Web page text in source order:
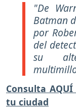
"De
Batman
por
del
su
Consulta
tu ciudad